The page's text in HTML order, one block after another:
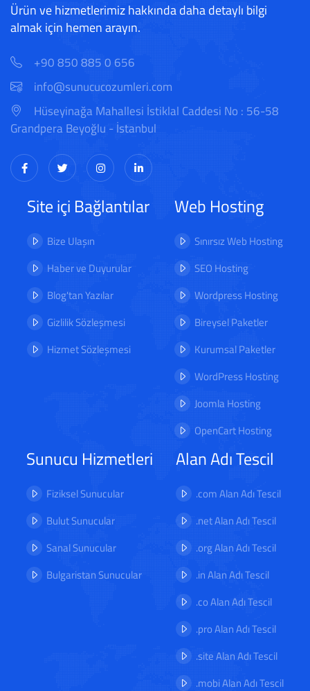
Ürün ve hizmetlerimiz hakkında daha detaylı bilgi
almak için hemen arayın.
+90 850 885 0 656
info@sunucucozumleri.com
Hüseyinağa Mahallesi İstiklal Caddesi No : 56-58
Grandpera Beyoğlu - İstanbul
Site içi Bağlantılar
Bize Ulaşın
Haber ve Duyurular
Blog'tan Yazılar
Gizlilik Sözleşmesi
Hizmet Sözleşmesi
Web Hosting
Sınırsız Web Hosting
SEO Hosting
Wordpress Hosting
Bireysel Paketler
Kurumsal Paketler
WordPress Hosting
Joomla Hosting
OpenCart Hosting
Sunucu Hizmetleri
Fiziksel Sunucular
Bulut Sunucular
Sanal Sunucular
Bulgaristan Sunucular
Alan Adı Tescil
.com Alan Adı Tescil
.net Alan Adı Tescil
.org Alan Adı Tescil
.in Alan Adı Tescil
.co Alan Adı Tescil
.pro Alan Adı Tescil
.site Alan Adı Tescil
.mobi Alan Adı Tescil